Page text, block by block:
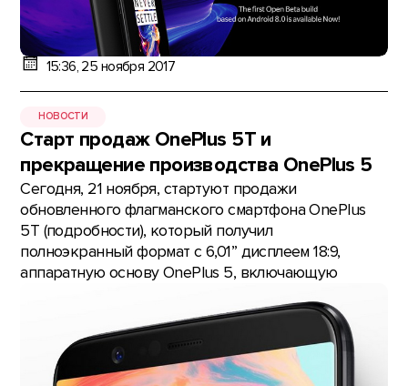
15:36, 25 ноября 2017
НОВОСТИ
Старт продаж OnePlus 5T и
прекращение производства OnePlus 5
Сегодня, 21 ноября, стартуют продажи
обновленного флагманского смартфона OnePlus
5T (подробности), который получил
полноэкранный формат с 6,01” дисплеем 18:9,
аппаратную основу OnePlus 5, включающую